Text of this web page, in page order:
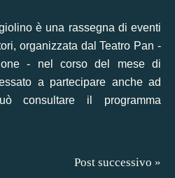
è una rassegna di eventi
organizzata dal Teatro Pan -
- nel corso del mese di
a partecipare anche ad
consultare il programma
Post successivo »